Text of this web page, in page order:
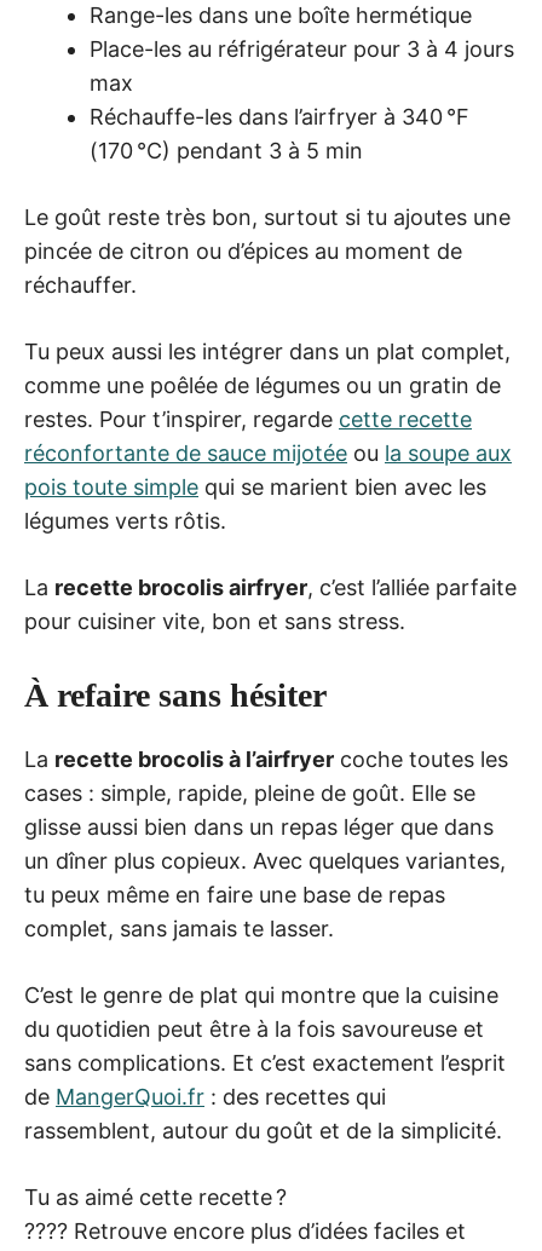
Range-les dans une boîte hermétique
Place-les au réfrigérateur pour 3 à 4 jours
max
Réchauffe-les dans l’airfryer à 340 °F
(170 °C) pendant 3 à 5 min
Le goût reste très bon, surtout si tu ajoutes une
pincée de citron ou d’épices au moment de
réchauffer.
Tu peux aussi les intégrer dans un plat complet,
comme une poêlée de légumes ou un gratin de
restes. Pour t’inspirer, regarde cette recette
réconfortante de sauce mijotée ou la soupe aux
pois toute simple qui se marient bien avec les
légumes verts rôtis.
La recette brocolis airfryer, c’est l’alliée parfaite
pour cuisiner vite, bon et sans stress.
À refaire sans hésiter
La recette brocolis à l’airfryer coche toutes les
cases : simple, rapide, pleine de goût. Elle se
glisse aussi bien dans un repas léger que dans
un dîner plus copieux. Avec quelques variantes,
tu peux même en faire une base de repas
complet, sans jamais te lasser.
C’est le genre de plat qui montre que la cuisine
du quotidien peut être à la fois savoureuse et
sans complications. Et c’est exactement l’esprit
de MangerQuoi.fr : des recettes qui
rassemblent, autour du goût et de la simplicité.
Tu as aimé cette recette ?
???? Retrouve encore plus d’idées faciles et